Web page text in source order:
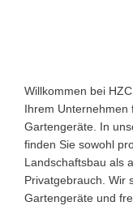
Willkommen bei
Ihrem Unternehmen
Gartengeräte. In
finden Sie sowohl
Landschaftsbau als
Privatgebrauch. Wir
Gartengeräte und